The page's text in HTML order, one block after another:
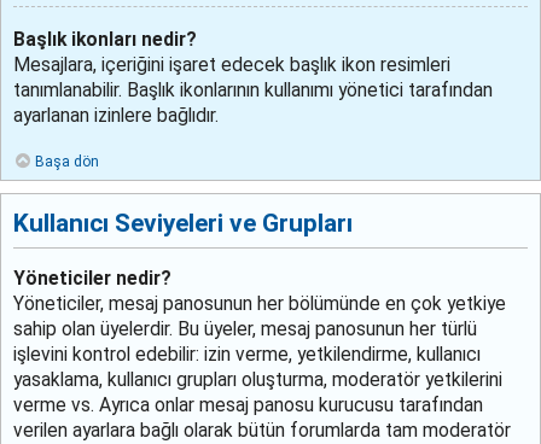
Başlık ikonları nedir?
Mesajlara, içeriğini işaret edecek başlık ikon resimleri
tanımlanabilir. Başlık ikonlarının kullanımı yönetici tarafından
ayarlanan izinlere bağlıdır.
Başa dön
Kullanıcı Seviyeleri ve Grupları
Yöneticiler nedir?
Yöneticiler, mesaj panosunun her bölümünde en çok yetkiye
sahip olan üyelerdir. Bu üyeler, mesaj panosunun her türlü
işlevini kontrol edebilir: izin verme, yetkilendirme, kullanıcı
yasaklama, kullanıcı grupları oluşturma, moderatör yetkilerini
verme vs. Ayrıca onlar mesaj panosu kurucusu tarafından
verilen ayarlara bağlı olarak bütün forumlarda tam moderatör